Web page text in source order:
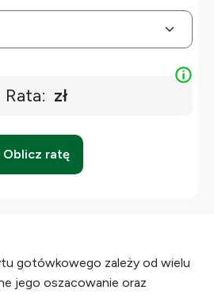
Rata: zł
Oblicz ratę
gotówkowego zależy od wielu
jego oszacowanie oraz